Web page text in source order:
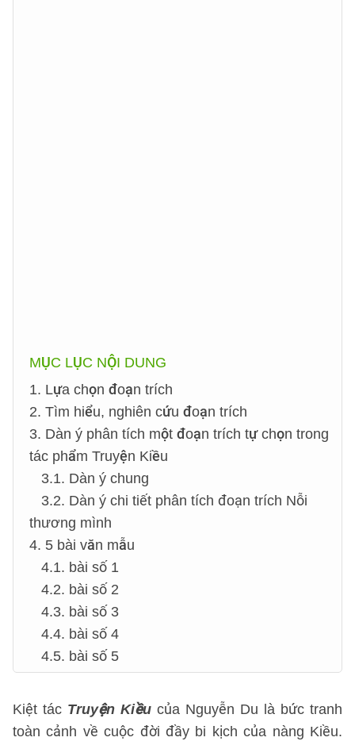
MỤC LỤC NỘI DUNG
1. Lựa chọn đoạn trích
2. Tìm hiểu, nghiên cứu đoạn trích
3. Dàn ý phân tích một đoạn trích tự chọn trong
tác phẩm Truyện Kiều
3.1. Dàn ý chung
3.2. Dàn ý chi tiết phân tích đoạn trích Nỗi
thương mình
4. 5 bài văn mẫu
4.1. bài số 1
4.2. bài số 2
4.3. bài số 3
4.4. bài số 4
4.5. bài số 5
Kiệt tác Truyện Kiều của Nguyễn Du là bức tranh
toàn cảnh về cuộc đời đầy bi kịch của nàng Kiều.